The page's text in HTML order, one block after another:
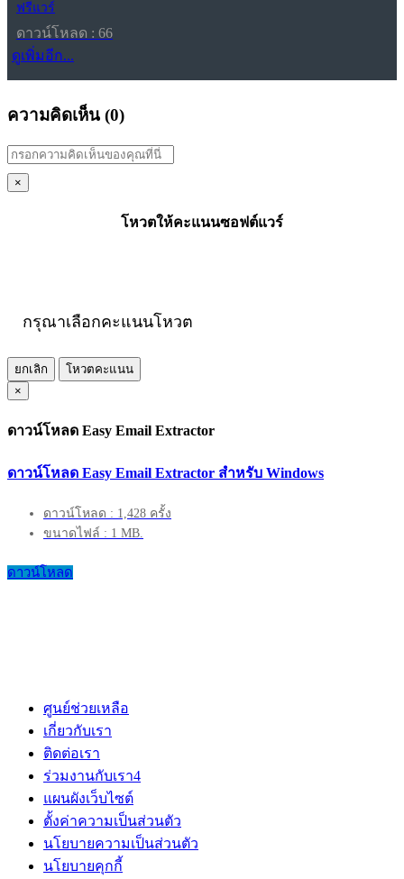
ฟรีแวร์
ดาวน์โหลด : 66
ดูเพิ่มอีก...
ความคิดเห็น (0)
×
โหวตให้คะแนนซอฟต์แวร์
กรุณาเลือกคะแนนโหวต
ยกเลิก
โหวตคะแนน
×
ดาวน์โหลด Easy Email Extractor
ดาวน์โหลด Easy Email Extractor สำหรับ Windows
ดาวน์โหลด : 1,428 ครั้ง
ขนาดไฟล์ : 1 MB.
ดาวน์โหลด
ศูนย์ช่วยเหลือ
เกี่ยวกับเรา
ติดต่อเรา
ร่วมงานกับเรา4
แผนผังเว็บไซต์
ตั้งค่าความเป็นส่วนตัว
นโยบายความเป็นส่วนตัว
นโยบายคุกกี้